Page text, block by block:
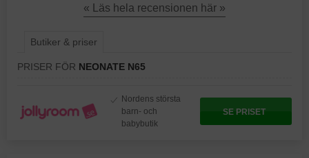
« Läs hela recensionen här »
Butiker & priser
PRISER FÖR NEONATE N65
Nordens största
barn- och
babybutik
SE PRISET